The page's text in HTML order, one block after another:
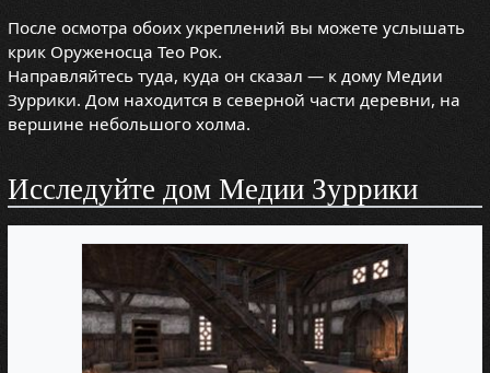
После осмотра обоих укреплений вы можете услышать
крик Оруженосца Тео Рок.
Направляйтесь туда, куда он сказал — к дому Медии
Зуррики. Дом находится в северной части деревни, на
вершине небольшого холма.
Исследуйте дом Медии Зуррики